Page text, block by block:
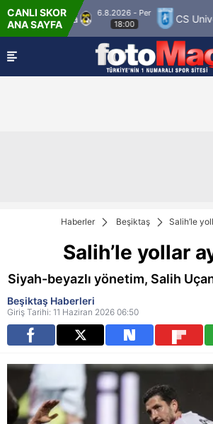
CANLI SKOR
ANA SAYFA
Palloseura
6.8.2026 - Per
18:00
CS
Haberler Beşiktaş Salih’le
Salih’le yollar
Siyah-beyazlı yönetim, Salih
Beşiktaş Haberleri
Giriş Tarihi: 11 Haziran 2026 06:50